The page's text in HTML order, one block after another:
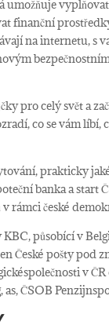
finanční
na internetu, s
pro celý svět a
co se vám
prakticky
banka a
rámci české
působící v
České pošty pod
v
as, ČSOB Penzijn